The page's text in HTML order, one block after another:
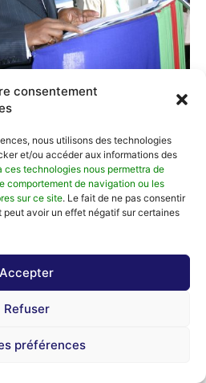
consentement
nous utilisons des technologies
et/ou accéder aux informations des
ces technologies nous permettra de
comportement de navigation ou les
sur ce site. Le fait de ne pas consentir
peut avoir un effet négatif sur certaines
Accepter
Refuser
préférences
La Nouvelle
et de partage, «
en préparant minutieusement
Lowe, 71 ans, ne se limite pas
: il évoque également son
Témoin privilégié de
fils Jean-Philippe, directeur